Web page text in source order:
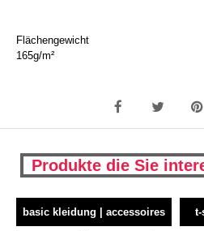
Flächengewicht
165g/m²
Produkte die Sie
basic kleidung | accessoires t-